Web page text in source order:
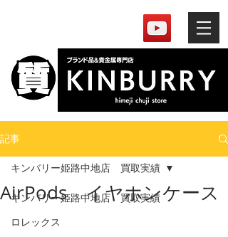
記事
キンバリー姫路中地店 買取実績
ロレックス
キンバリー姫路中地店 買取実績
AirPods イヤホンケース